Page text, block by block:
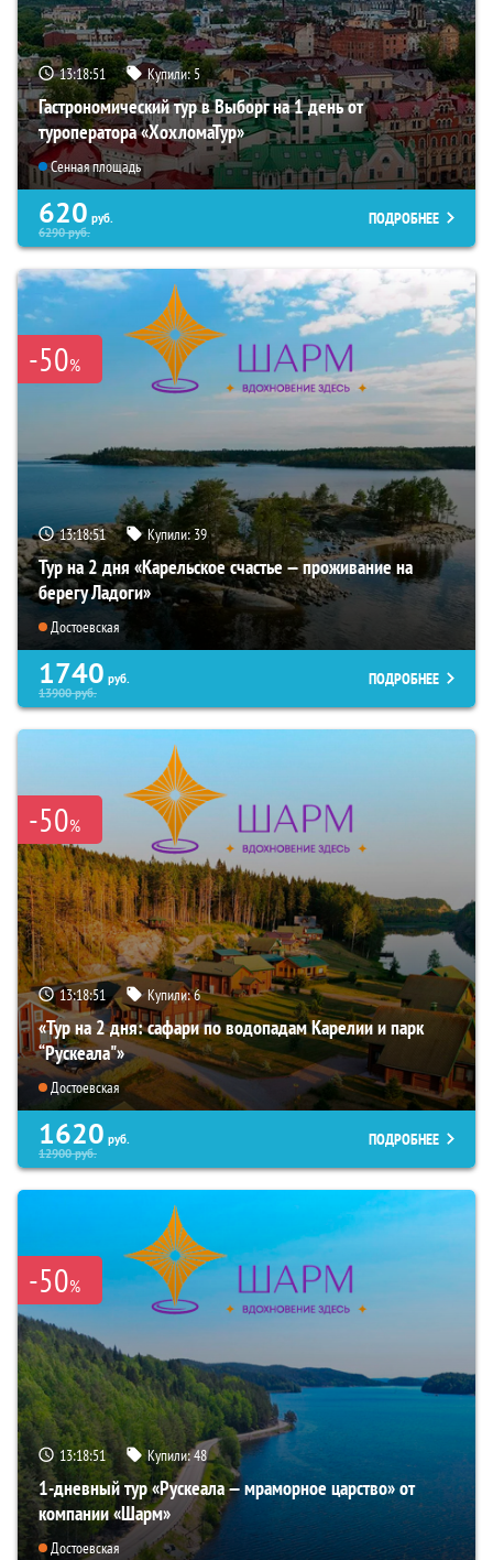
13:18:50 Купили:5
Гастрономический тур в Выборг на 1 день от
туроператора «ХохломаТур»
Сенная площадь
620 руб.
6290руб.
ПОДРОБНЕЕ
-50%
13:18:50 Купили:39
Тур на 2 дня «Карельское счастье — проживание на
берегу Ладоги»
Достоевская
1740 руб.
13900руб.
ПОДРОБНЕЕ
-50%
13:18:50 Купили:6
«Тур на 2 дня: сафари по водопадам Карелии и парк
“Рускеала"»
Достоевская
1620 руб.
12900руб.
ПОДРОБНЕЕ
-50%
13:18:50 Купили:48
1-дневный тур «Рускеала — мраморное царство» от
компании «Шарм»
Достоевская